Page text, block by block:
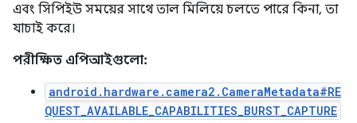
এবং সিপিইউ সময়ের সাথে তাল মিলিয়ে চলতে পারে কিনা, তা
যাচাই করে।
পরীক্ষিত এপিআইগুলো:
android.hardware.camera2.CameraMetadata#RE
QUEST_AVAILABLE_CAPABILITIES_BURST_CAPTURE